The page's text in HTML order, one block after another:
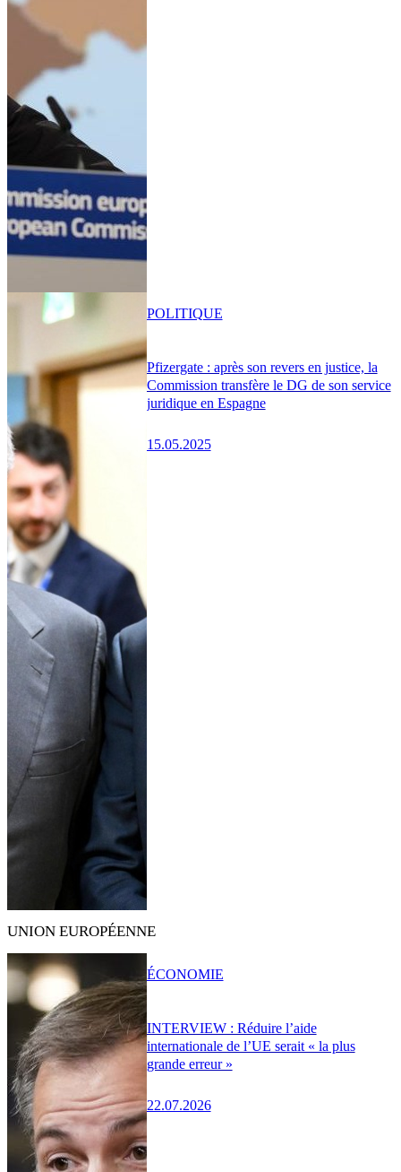
Pfizergate : après son revers en justice, la
Commission transfère le DG de son service
juridique en Espagne
15.05.2025
POLITIQUE
UNION EUROPÉENNE
INTERVIEW : Réduire l’aide
internationale de l’UE serait « la plus
grande erreur »
22.07.2026
ÉCONOMIE